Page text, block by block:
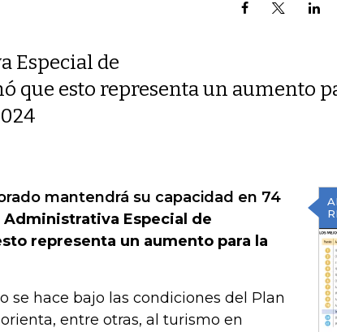
Especial de
que esto representa un aumento
mantendrá su capacidad en 74
Administrativa Especial de
representa un aumento para la
se hace bajo las condiciones del Plan
entre otras, al turismo en